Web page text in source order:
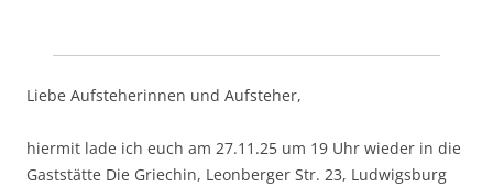
Liebe Aufsteherinnen und Aufsteher,
hiermit lade ich euch am 27.11.25 um 19 Uhr wieder in die
Gaststätte Die Griechin, Leonberger Str. 23, Ludwigsburg